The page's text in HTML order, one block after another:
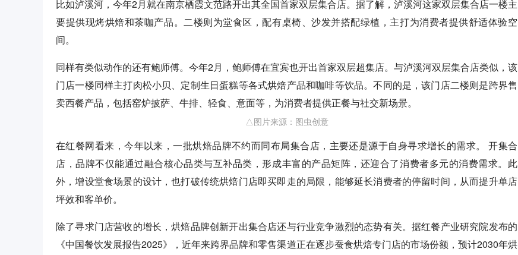
比如泸溪河，今年2月就在南京栖霞文范路开出其全国首家双层集合店。据了解，泸溪河这家双层集合店一楼主
要提供现烤烘焙和茶咖产品。二楼则为堂食区，配有桌椅、沙发并搭配绿植，主打为消费者提供舒适体验空
间。
同样有类似动作的还有鲍师傅。今年2月，鲍师傅在宜宾也开出首家双层超集店。与泸溪河双层集合店类似，该
门店一楼同样主打肉松小贝、定制生日蛋糕等各式烘焙产品和咖啡等饮品。不同的是，该门店二楼则是跨界售
卖西餐产品，包括窑炉披萨、牛排、轻食、意面等，为消费者提供正餐与社交新场景。
△图片来源：图虫创意
在红餐网看来，今年以来，一批烘焙品牌不约而同布局集合店，主要还是源于自身寻求增长的需求。 开集合
店，品牌不仅能通过融合核心品类与互补品类，形成丰富的产品矩阵，还迎合了消费者多元的消费需求。此
外，增设堂食场景的设计，也打破传统烘焙门店即买即走的局限，能够延长消费者的停留时间，从而提升单店
坪效和客单价。
除了寻求门店营收的增长，烘焙品牌创新开出集合店还与行业竞争激烈的态势有关。据红餐产业研究院发布的
《中国餐饮发展报告2025》，近年来跨界品牌和零售渠道正在逐步蚕食烘焙专门店的市场份额，预计2030年烘